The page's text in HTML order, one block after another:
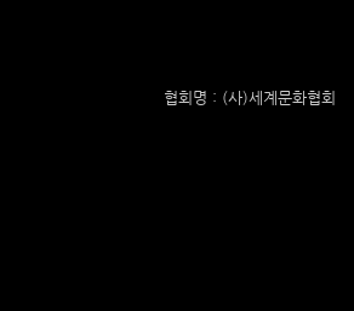
협회명 : (사)세계문화협회